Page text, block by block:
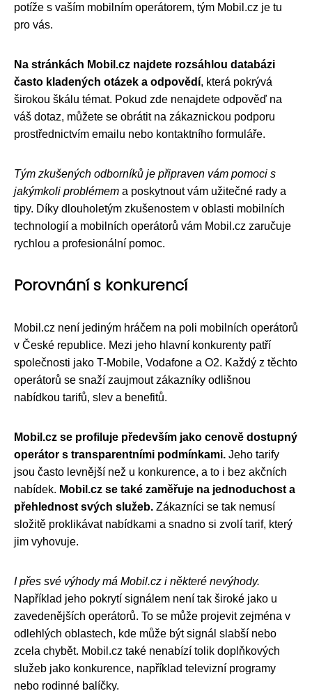
potíže s vaším mobilním operátorem, tým Mobil.cz je tu
pro vás.
Na stránkách Mobil.cz najdete rozsáhlou databázi
často kladených otázek a odpovědí, která pokrývá
širokou škálu témat. Pokud zde nenajdete odpověď na
váš dotaz, můžete se obrátit na zákaznickou podporu
prostřednictvím emailu nebo kontaktního formuláře.
Tým zkušených odborníků je připraven vám pomoci s
jakýmkoli problémem a poskytnout vám užitečné rady a
tipy. Díky dlouholetým zkušenostem v oblasti mobilních
technologií a mobilních operátorů vám Mobil.cz zaručuje
rychlou a profesionální pomoc.
Porovnání s konkurencí
Mobil.cz není jediným hráčem na poli mobilních operátorů
v České republice. Mezi jeho hlavní konkurenty patří
společnosti jako T-Mobile, Vodafone a O2. Každý z těchto
operátorů se snaží zaujmout zákazníky odlišnou
nabídkou tarifů, slev a benefitů.
Mobil.cz se profiluje především jako cenově dostupný
operátor s transparentními podmínkami. Jeho tarify
jsou často levnější než u konkurence, a to i bez akčních
nabídek. Mobil.cz se také zaměřuje na jednoduchost a
přehlednost svých služeb. Zákazníci se tak nemusí
složitě proklikávat nabídkami a snadno si zvolí tarif, který
jim vyhovuje.
I přes své výhody má Mobil.cz i některé nevýhody.
Například jeho pokrytí signálem není tak široké jako u
zavedenějších operátorů. To se může projevit zejména v
odlehlých oblastech, kde může být signál slabší nebo
zcela chybět. Mobil.cz také nenabízí tolik doplňkových
služeb jako konkurence, například televizní programy
nebo rodinné balíčky.